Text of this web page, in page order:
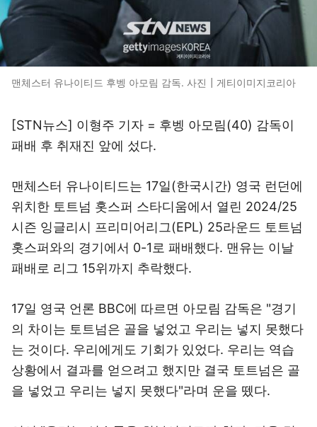
맨체스터 유나이티드 후벵 아모림 감독. 사진┃게티이미지코리아
[STN뉴스] 이형주 기자 = 후벵 아모림(40) 감독이
패배 후 취재진 앞에 섰다.
맨체스터 유나이티드는 17일(한국시간) 영국 런던에
위치한 토트넘 홋스퍼 스타디움에서 열린 2024/25
시즌 잉글리시 프리미어리그(EPL) 25라운드 토트넘
홋스퍼와의 경기에서 0-1로 패배했다. 맨유는 이날
패배로 리그 15위까지 추락했다.
17일 영국 언론 BBC에 따르면 아모림 감독은 "경기
의 차이는 토트넘은 골을 넣었고 우리는 넣지 못했다
는 것이다. 우리에게도 기회가 있었다. 우리는 역습
상황에서 결과를 얻으려고 했지만 결국 토트넘은 골
을 넣었고 우리는 넣지 못했다"라며 운을 뗐다.